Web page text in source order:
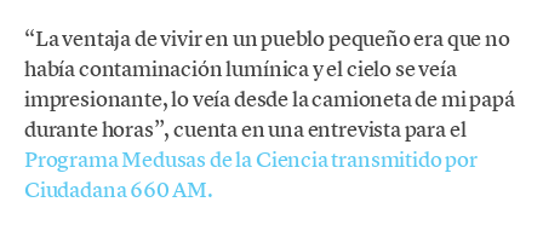
“La ventaja de vivir en un pueblo pequeño era que no
había contaminación lumínica y el cielo se veía
impresionante, lo veía desde la camioneta de mi papá
durante horas”, cuenta en una entrevista para el
Programa Medusas de la Ciencia transmitido por
Ciudadana 660 AM.